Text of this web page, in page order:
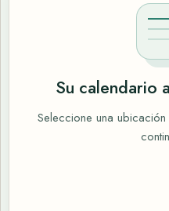
Su calendario
Seleccione una